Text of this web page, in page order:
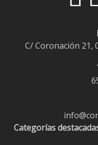
C/ Coronación 21,
Categorías